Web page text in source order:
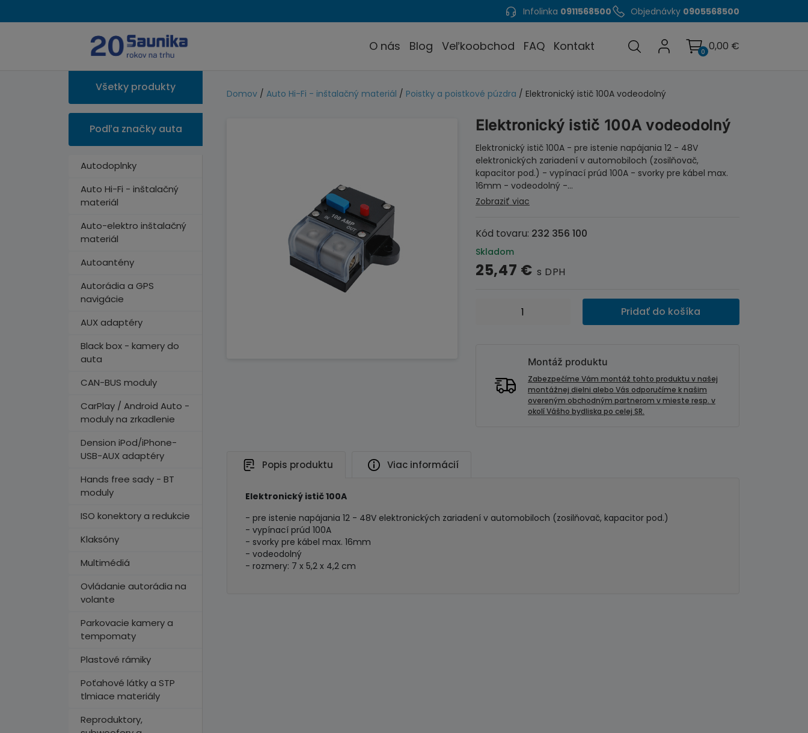
Infolinka 0911568500 Objednávky 0905568500
O nás Blog Veľkoobchod FAQ Kontakt 0 0,00 €
Všetky produkty
Podľa značky auta
Autodoplnky
Auto Hi-Fi - inštalačný
materiál
Auto-elektro inštalačný
materiál
Autoantény
Autorádia a GPS
navigácie
AUX adaptéry
Black box - kamery do
auta
CAN-BUS moduly
CarPlay / Android Auto -
moduly na zrkadlenie
Dension iPod/iPhone-
USB-AUX adaptéry
Hands free sady - BT
moduly
ISO konektory a redukcie
Klaksóny
Multimédiá
Ovládanie autorádia na
volante
Parkovacie kamery a
tempomaty
Plastové rámiky
Poťahové látky a STP
tlmiace materiály
Reproduktory,
Domov /Auto Hi-Fi - inštalačný materiál / Poistky a poistkové púzdra / Elektronický istič 100A vodeodolný
Elektronický istič 100A vodeodolný
Elektronický istič 100A - pre istenie napájania 12 - 48V
elektronických zariadení v automobiloch (zosilňovač,
kapacitor pod.) - vypínací prúd 100A - svorky pre kábel max.
16mm - vodeodolný -…
Zobraziť viac
Kód tovaru: 232 356 100
Skladom
25,47 € s DPH
množstvo
Elektronický
vodeodolný
Pridať do košíka
Montáž produktu
Zabezpečíme Vám montáž tohto produktu v našej
montážnej dielni alebo Vás odporučíme k našim
overeným obchodným partnerom v mieste resp. v
okolí Vášho bydliska po celej SR.
Popis produktu Viac informácií
Elektronický istič 100A
- pre istenie napájania 12 - 48V elektronických zariadení v automobiloch (zosilňovač, kapacitor pod.)
- vypínací prúd 100A
- svorky pre kábel max. 16mm
- vodeodolný
- rozmery: 7 x 5,2 x 4,2 cm